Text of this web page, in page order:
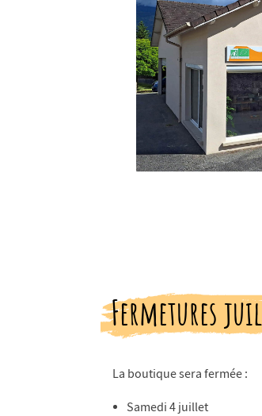
Fermetures
La boutique sera fermée :
Samedi 4 juillet